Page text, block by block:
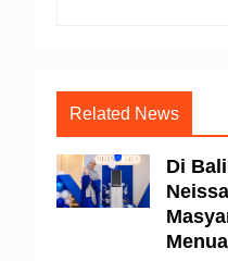
Related News
Di